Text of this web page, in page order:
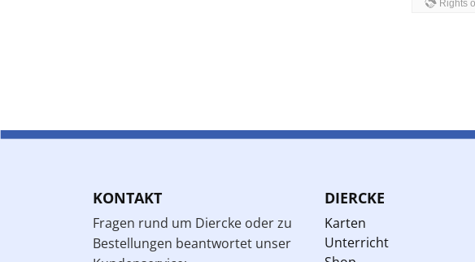
KONTAKT
Fragen rund um Diercke oder zu
Bestellungen beantwortet unser
DIERCKE
Karten
Unterricht